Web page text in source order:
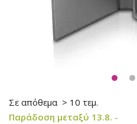
Σε απόθεμα > 10 τεμ.
Παράδοση μεταξύ 13.8. -